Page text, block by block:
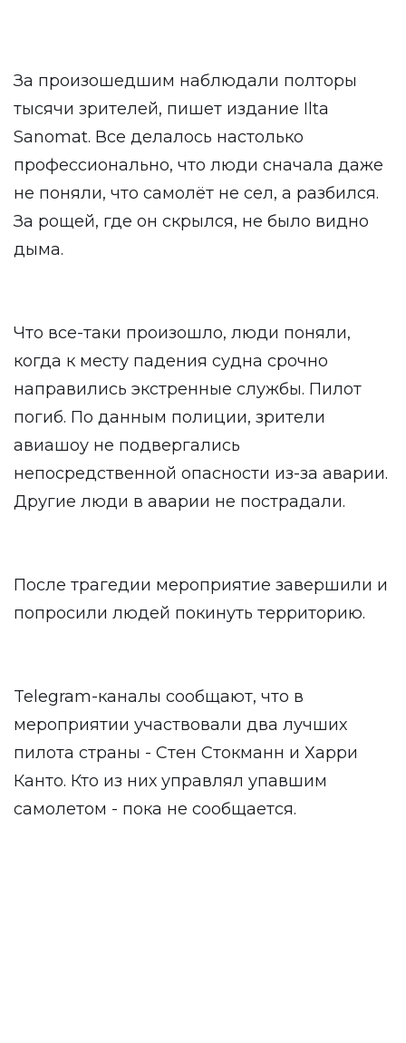
За произошедшим наблюдали полторы
тысячи зрителей, пишет издание Ilta
Sanomat. Все делалось настолько
профессионально, что люди сначала даже
не поняли, что самолёт не сел, а разбился.
За рощей, где он скрылся, не было видно
дыма.
Что все-таки произошло, люди поняли,
когда к месту падения судна срочно
направились экстренные службы. Пилот
погиб. По данным полиции, зрители
авиашоу не подвергались
непосредственной опасности из-за аварии.
Другие люди в аварии не пострадали.
После трагедии мероприятие завершили и
попросили людей покинуть территорию.
Telegram-каналы сообщают, что в
мероприятии участвовали два лучших
пилота страны - Стен Стокманн и Харри
Канто. Кто из них управлял упавшим
самолетом - пока не сообщается.